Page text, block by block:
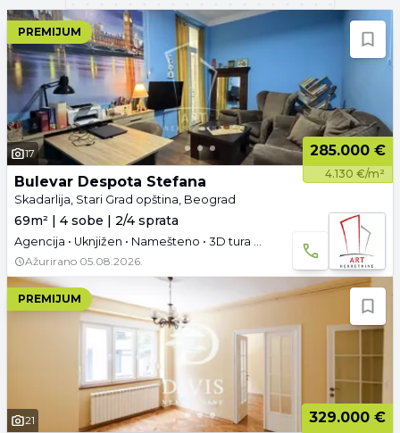
PREMIJUM
17 285.000 €
4.130 €/m²
Bulevar Despota Stefana
Skadarlija, Stari Grad opština, Beograd
69m² | 4 sobe | 2/4 sprata
Agencija • Uknjižen • Namešteno • 3D tura • Video
Ažurirano 05.08.2026.
PREMIJUM
21 329.000 €